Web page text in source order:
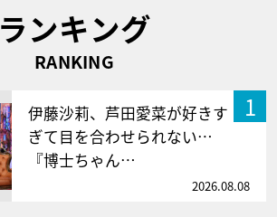
ランキング
RANKING
1
伊藤沙莉、芦田愛菜が好きす
ぎて目を合わせられない…
『博士ちゃん…
2026.08.08